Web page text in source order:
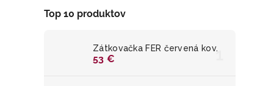
Top 10 produktov
Zátkovačka FER červená kov.
53 €